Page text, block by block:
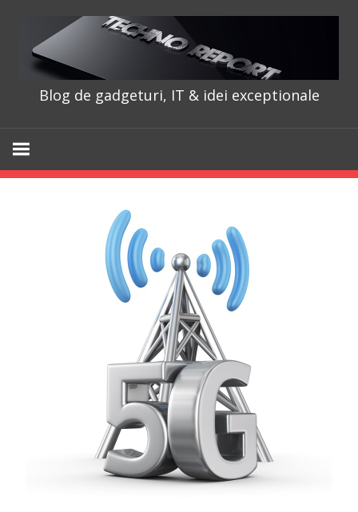
content
Blog de gadgeturi, IT & idei exceptionale